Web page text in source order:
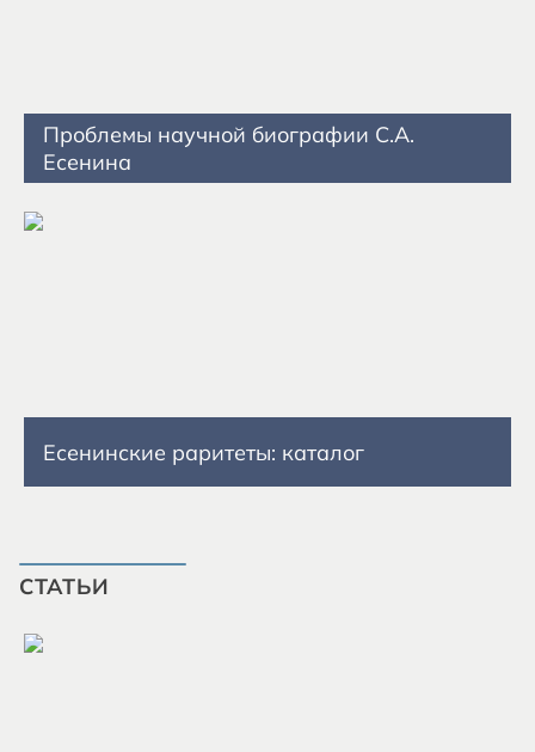
Проблемы научной биографии С.А.
Есенина
Есенинские раритеты: каталог
СТАТЬИ